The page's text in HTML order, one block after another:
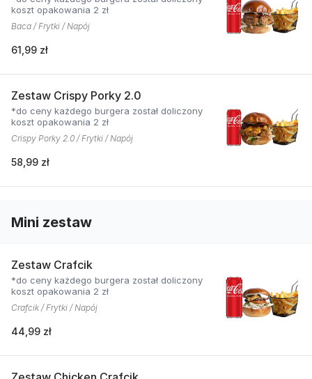
koszt opakowania 2 zł
Baca / Frytki / Napój
61,99 zł
Zestaw Crispy Porky 2.0
*do ceny każdego burgera został doliczony
koszt opakowania 2 zł
Crispy Porky 2.0 / Frytki / Napój
58,99 zł
Mini zestaw
Zestaw Crafcik
*do ceny każdego burgera został doliczony
koszt opakowania 2 zł
Crafcik / Frytki / Napój
44,99 zł